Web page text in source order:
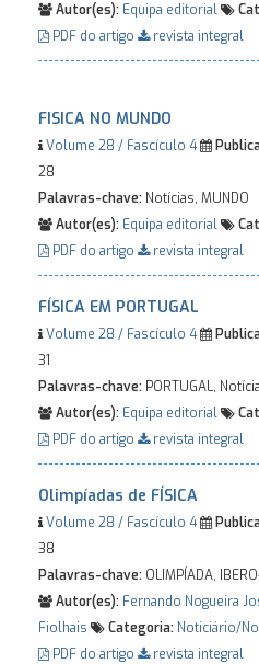
Autor(es): Equipa editorial
PDF do artigo
revista integral
FISICA NO MUNDO
Volume 28 / Fascículo 4
28
Palavras-chave: Notícias, MUNDO
Autor(es): Equipa editorial
PDF do artigo
revista integral
FÍSICA EM PORTUGAL
Volume 28 / Fascículo 4
31
Palavras-chave: PORTUGAL,
Autor(es): Equipa editorial
PDF do artigo
revista integral
Olimpíadas de FÍSICA
Volume 28 / Fascículo 4
38
Palavras-chave: OLIMPÍADA,
Autor(es): Fernando Nogueira
Fiolhais
Categoria: Noticiário/
PDF do artigo
revista integral